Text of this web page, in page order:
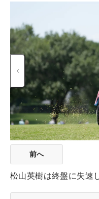
前へ
松山英樹は終盤に失速